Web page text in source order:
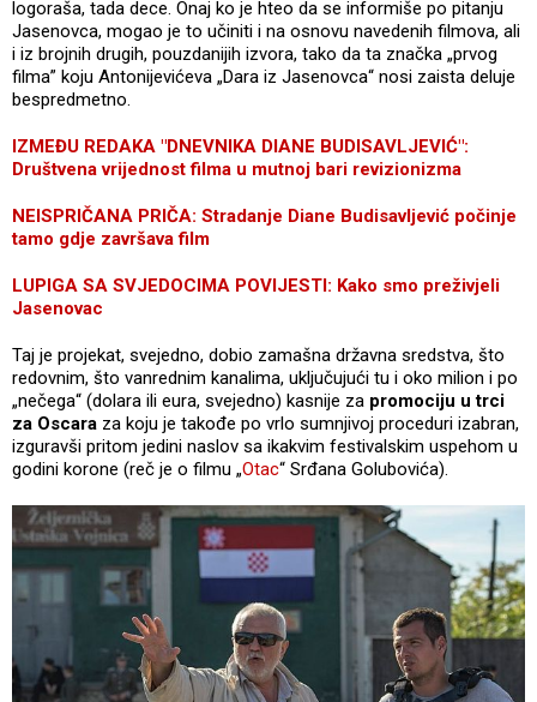
logoraša, tada dece. Onaj ko je hteo da se informiše po pitanju
Jasenovca, mogao je to učiniti i na osnovu navedenih filmova, ali
i iz brojnih drugih, pouzdanijih izvora, tako da ta značka „prvog
filma” koju Antonijevićeva „Dara iz Jasenovca“ nosi zaista deluje
bespredmetno.
IZMEĐU REDAKA "DNEVNIKA DIANE BUDISAVLJEVIĆ":
Društvena vrijednost filma u mutnoj bari revizionizma
NEISPRIČANA PRIČA: Stradanje Diane Budisavljević počinje
tamo gdje završava film
LUPIGA SA SVJEDOCIMA POVIJESTI: Kako smo preživjeli
Jasenovac
Taj je projekat, svejedno, dobio zamašna državna sredstva, što
redovnim, što vanrednim kanalima, uključujući tu i oko milion i po
„nečega“ (dolara ili eura, svejedno) kasnije za promociju u trci
za Oscara za koju je takođe po vrlo sumnjivoj proceduri izabran,
izguravši pritom jedini naslov sa ikakvim festivalskim uspehom u
godini korone (reč je o filmu „Otac“ Srđana Golubovića).